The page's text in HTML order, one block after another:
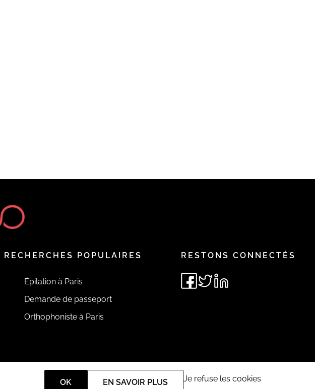
RECHERCHES POPULAIRES
Épilation à Paris
Demande de passeport
Orthophoniste à Paris
RESTONS CONNECTÉS
OK EN SAVOIR PLUS Je refuse les cookies